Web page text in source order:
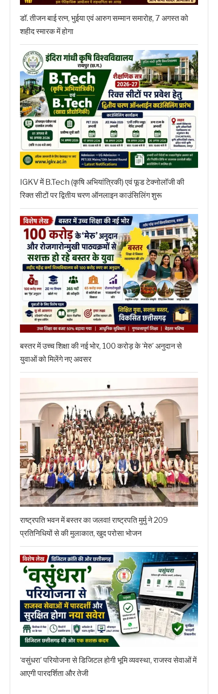
डॉ. तीजन बाई रत्न, भुईया एवं आरुग सम्मान समारोह, 7 अगस्त को
शहीद स्मारक में होगा
IGKV में B.Tech (कृषि अभियांत्रिकी) एवं फूड टेक्नोलॉजी की
रिक्त सीटों पर द्वितीय चरण ऑनलाइन काउंसिलिंग शुरू
बस्तर में उच्च शिक्षा की नई भोर, 100 करोड़ के ‘मेरु’ अनुदान से
युवाओं को मिलेंगे नए अवसर
राष्ट्रपति भवन में बस्तर का जलवा! राष्ट्रपति मुर्मु ने 209
प्रतिनिधियों से की मुलाकात, खुद परोसा भोजन
‘वसुंधरा’ परियोजना से डिजिटल होगी भूमि व्यवस्था, राजस्व सेवाओं में
आएगी पारदर्शिता और तेजी